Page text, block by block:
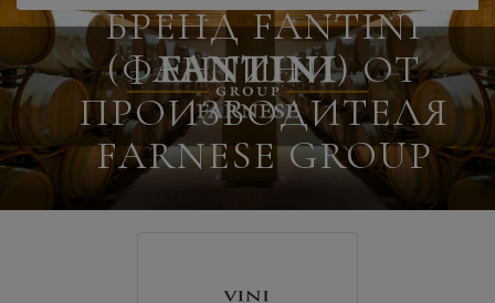
БРЕНД FANTINI
(ФАНТИНИ) ОТ
ПРОИЗВОДИТЕЛЯ
FARNESE GROUP